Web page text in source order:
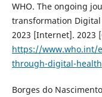
WHO. The ongoing
transformation Digital
2023 [Internet]. 2023
https://www.who.int/
through-digital-health
Borges do